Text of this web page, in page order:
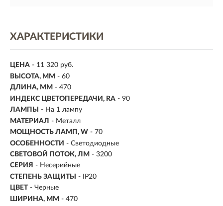
ХАРАКТЕРИСТИКИ
ЦЕНА - 11 320 руб.
ВЫСОТА, ММ - 60
ДЛИНА, ММ - 470
ИНДЕКС ЦВЕТОПЕРЕДАЧИ, RA - 90
ЛАМПЫ
- На 1 лампу
МАТЕРИАЛ - Металл
МОЩНОСТЬ ЛАМП, W - 70
ОСОБЕННОСТИ - Светодиодные
СВЕТОВОЙ ПОТОК, ЛМ - 3200
СЕРИЯ - Несерийные
СТЕПЕНЬ ЗАЩИТЫ
- IP20
ЦВЕТ - Черные
ШИРИНА, ММ - 470